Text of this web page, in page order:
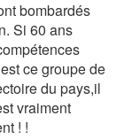
bombardés
Si 60 ans
ce groupe de
du pays,il
vraiment
! !